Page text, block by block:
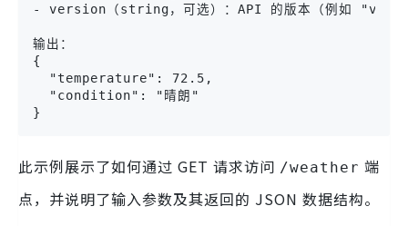
- version（string，可选）：API 的版本（例如 "v2"）
输出：
{
  "temperature": 72.5,
  "condition": "晴朗"
}
此示例展示了如何通过 GET 请求访问 /weather 端
点，并说明了输入参数及其返回的 JSON 数据结构。